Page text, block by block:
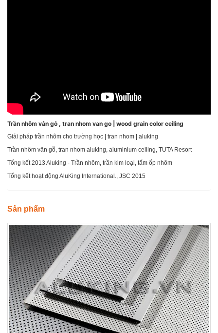
Trần nhôm vân gỗ , tran nhom van go | wood grain color ceiling
Giải pháp trần nhôm cho trường học | tran nhom | aluking
Trần nhôm vân gỗ, tran nhom aluking, aluminium ceiling, TUTA Resort
Tổng kết 2013 Aluking - Trần nhôm, trần kim loại, tấm ốp nhôm
Tổng kết hoạt động AluKing International., JSC 2015
Sản phẩm